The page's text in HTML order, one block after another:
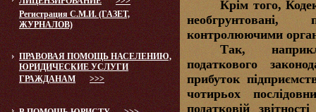
Регистрация С.М.И. (ГАЗЕТ,
ЖУРНАЛОВ)
ПРАВОВАЯ ПОМОЩЬ НАСЕЛЕНИЮ,
ЮРИДИЧЕСКИЕ УСЛУГИ
ГРАЖДАНАМ
>>>
Крім того,
контролюючими
Так,
податкового
прибуток
чотирьох
податковій